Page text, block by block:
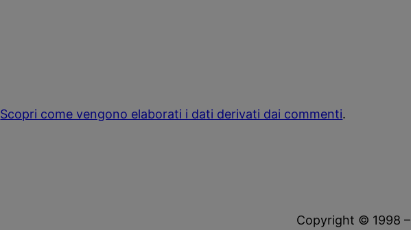
Scopri come vengono elaborati i dati derivati dai commenti.
Copyright © 1998 –